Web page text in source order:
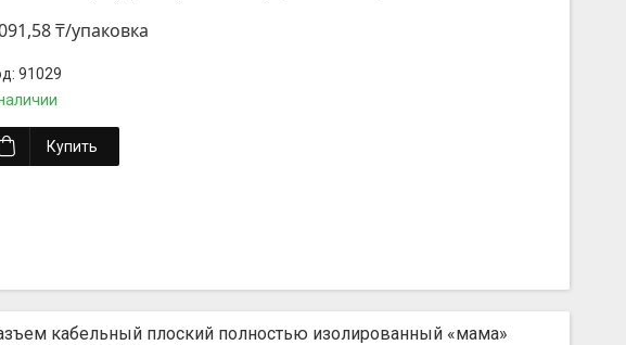
₸/упаковка
91029
Купить
кабельный плоский полностью изолированный «мама»